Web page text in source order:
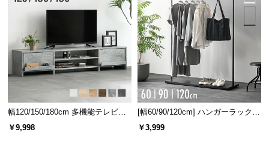
幅120/150/180cm 多機能テレビボ
ード 木目/石目調 オープン収納・
￥9,998
[幅60/90/120cm] ハンガーラック
スチール 4段階高さ調節 サイドフ
￥3,999